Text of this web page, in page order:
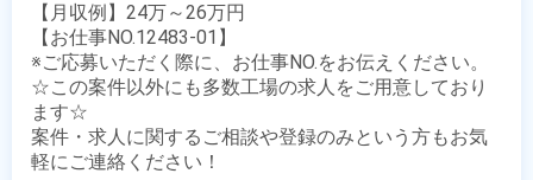
【月収例】24万～26万円
【お仕事NO.12483-01】
※ご応募いただく際に、お仕事NO.をお伝えください。
☆この案件以外にも多数工場の求人をご用意しており
ます☆
案件・求人に関するご相談や登録のみという方もお気
軽にご連絡ください！